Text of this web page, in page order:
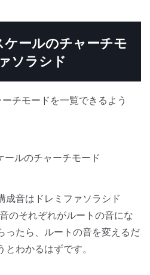
ケールのチャーチモ
ソラシド
チモードを一覧できるよう
成音はドレミファソラシド
音のそれぞれがルートの音にな
ったら、ルートの音を変えるだ
わかるはずです。